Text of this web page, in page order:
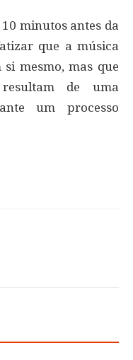
minutos antes da
que a música
mesmo, mas que
de uma
um processo